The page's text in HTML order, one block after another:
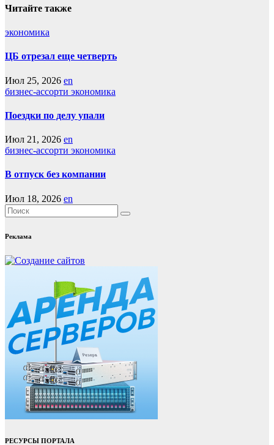
Читайте также
экономика
ЦБ отрезал еще четверть
Июл 25, 2026 en
бизнес-ассорти экономика
Поездки по делу упали
Июл 21, 2026 en
бизнес-ассорти экономика
В отпуск без компании
Июл 18, 2026 en
Реклама
РЕСУРСЫ ПОРТАЛА